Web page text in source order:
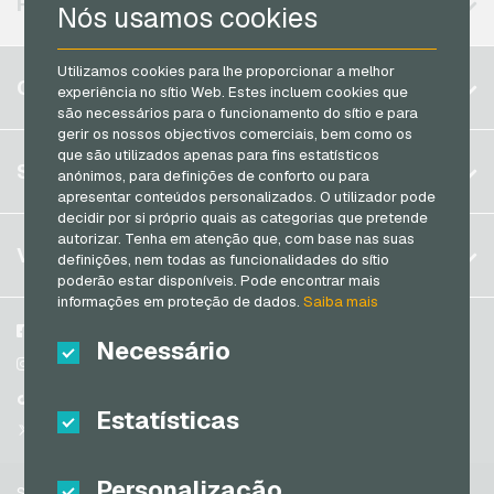
Nós usamos cookies
Utilizamos cookies para lhe proporcionar a melhor
experiência no sítio Web. Estes incluem cookies que
são necessários para o funcionamento do sítio e para
gerir os nossos objectivos comerciais, bem como os
que são utilizados apenas para fins estatísticos
anónimos, para definições de conforto ou para
apresentar conteúdos personalizados. O utilizador pode
decidir por si próprio quais as categorias que pretende
autorizar. Tenha em atenção que, com base nas suas
definições, nem todas as funcionalidades do sítio
poderão estar disponíveis. Pode encontrar mais
informações em proteção de dados.Saiba mais
Necessário
Estatísticas
PCS Cartoes de pagamento
Razer Gold Cartoes de pagamento
Transcash Cartoes de pagamento
Bélgica
Brasil
Alemanha (DE)
Alemanha (EN)
França
Itália
Países Baixos
Portugal
Switzerland (FR)
CONTA
Registrar
Log in
Meu carrinho
SERVIÇO
FAQ
Formas de pagamento
Termos e condicoes &Direito de arrependimento
Política de privacidade
VGO-SHOP
Sobre nós
Parceiros
Instagram
@VGO_com